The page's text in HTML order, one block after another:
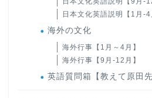
日本文化英語説明【1月-4
海外の文化
海外行事【1月～4月】
海外行事【9月-12月】
英語質問箱【教えて原田先